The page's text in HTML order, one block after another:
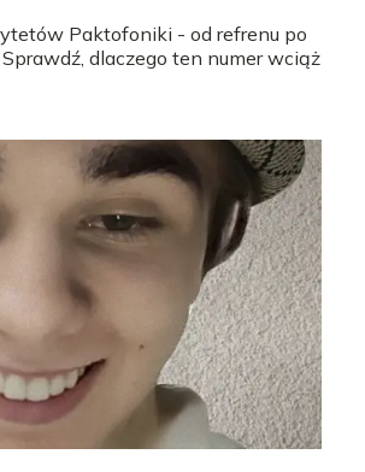
Paktofoniki - od refrenu po
dlaczego ten numer wciąż